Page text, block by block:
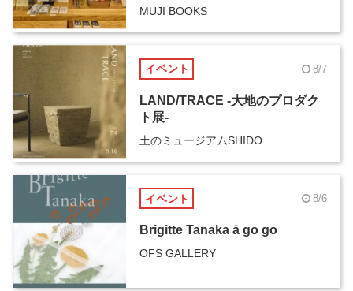
MUJI BOOKS
イベント 8/7
LAND/TRACE -大地のプロダク
ト展-
土のミュージアムSHIDO
イベント 8/6
Brigitte Tanaka ā go go
OFS GALLERY